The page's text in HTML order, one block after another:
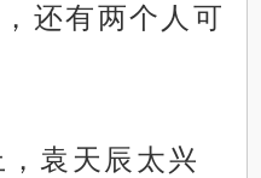
还有两个人可
袁天辰太兴